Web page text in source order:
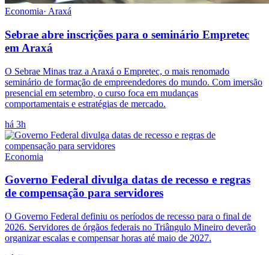
Economia· Araxá
Sebrae abre inscrições para o seminário Empretec
em Araxá
O Sebrae Minas traz a Araxá o Empretec, o mais renomado
seminário de formação de empreendedores do mundo. Com imersão
presencial em setembro, o curso foca em mudanças
comportamentais e estratégias de mercado.
há 3h
Economia
Governo Federal divulga datas de recesso e regras
de compensação para servidores
O Governo Federal definiu os períodos de recesso para o final de
2026. Servidores de órgãos federais no Triângulo Mineiro deverão
organizar escalas e compensar horas até maio de 2027.